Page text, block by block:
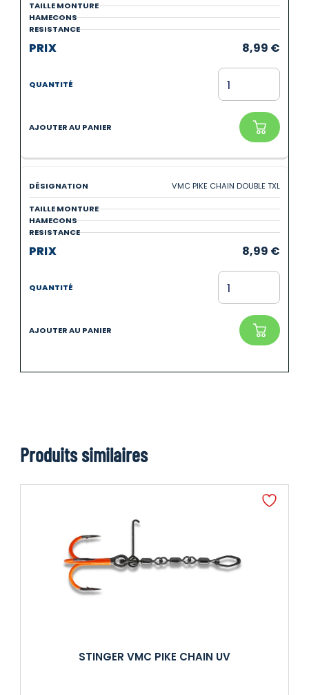
8,99 €
VMC PIKE CHAIN DOUBLE TXL
8,99 €
Produits similaires
STINGER VMC PIKE CHAIN UV